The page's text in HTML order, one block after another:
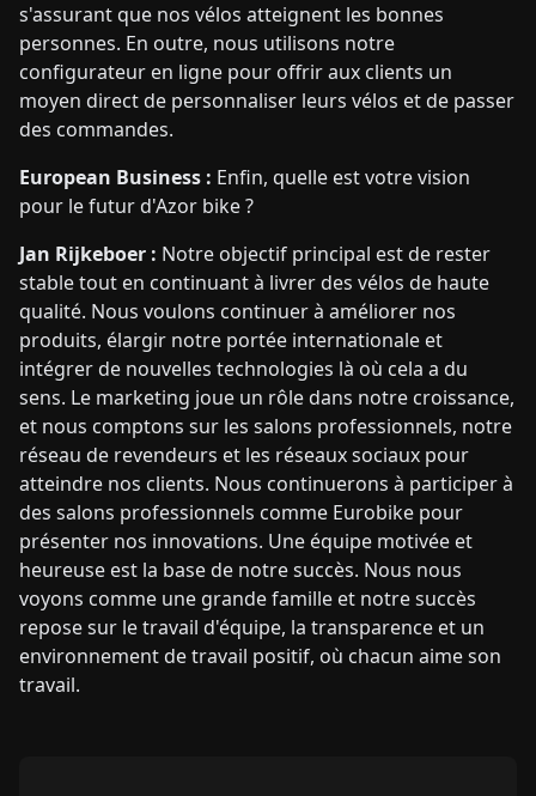
s'assurant que nos vélos atteignent les bonnes
personnes. En outre, nous utilisons notre
configurateur en ligne pour offrir aux clients un
moyen direct de personnaliser leurs vélos et de passer
des commandes.
European Business : Enfin, quelle est votre vision
pour le futur d'Azor bike ?
Jan Rijkeboer : Notre objectif principal est de rester
stable tout en continuant à livrer des vélos de haute
qualité. Nous voulons continuer à améliorer nos
produits, élargir notre portée internationale et
intégrer de nouvelles technologies là où cela a du
sens. Le marketing joue un rôle dans notre croissance,
et nous comptons sur les salons professionnels, notre
réseau de revendeurs et les réseaux sociaux pour
atteindre nos clients. Nous continuerons à participer à
des salons professionnels comme Eurobike pour
présenter nos innovations. Une équipe motivée et
heureuse est la base de notre succès. Nous nous
voyons comme une grande famille et notre succès
repose sur le travail d'équipe, la transparence et un
environnement de travail positif, où chacun aime son
travail.